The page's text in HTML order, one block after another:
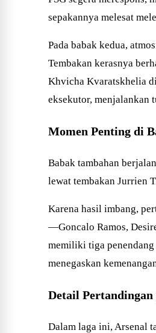
sepakannya melesat
Pada babak kedua,
Tembakan kerasnya
Khvicha Kvaratskhelia
eksekutor, menjalankan
Momen Penting di
Babak tambahan
lewat tembakan Jurrien
Karena hasil imbang,
—Goncalo Ramos,
memiliki tiga penendang
menegaskan
Detail
Dalam laga ini, Arsenal